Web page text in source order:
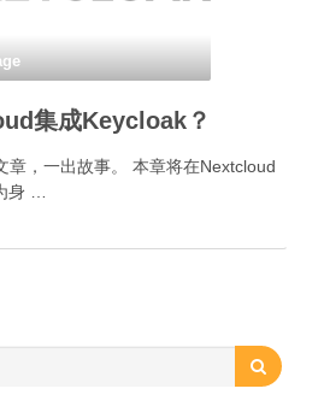
集成Keycloak？
章，一出故事。 本章将在Nextcloud
身 …